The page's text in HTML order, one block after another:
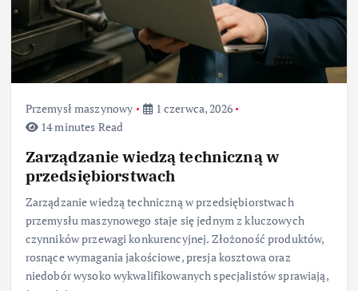
Przemysł maszynowy
1 czerwca, 2026
14 minutes Read
Zarządzanie wiedzą techniczną w
przedsiębiorstwach
Zarządzanie wiedzą techniczną w przedsiębiorstwach
przemysłu maszynowego staje się jednym z kluczowych
czynników przewagi konkurencyjnej. Złożoność produktów,
rosnące wymagania jakościowe, presja kosztowa oraz
niedobór wysoko wykwalifikowanych specjalistów sprawiają,